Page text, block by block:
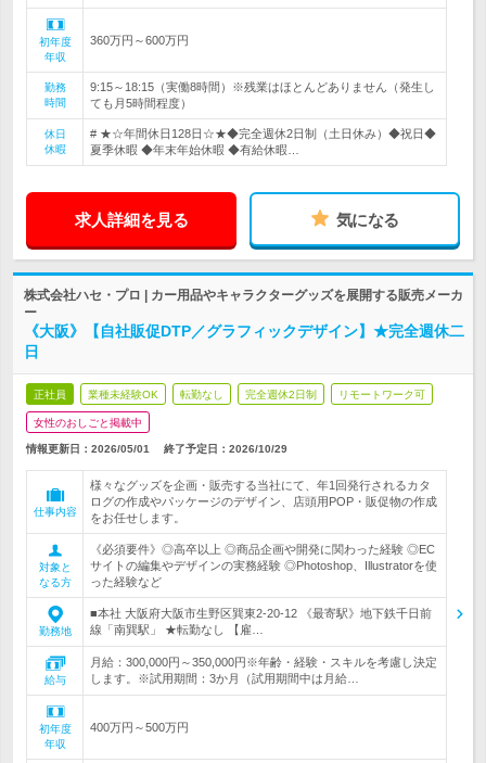
初年度
年収
360万円～600万円
勤務
時間
9:15～18:15（実働8時間）※残業はほとんどありません（発生し
ても月5時間程度）
休日
休暇
# ★☆年間休日128日☆★◆完全週休2日制（土日休み）◆祝日◆
夏季休暇 ◆年末年始休暇 ◆有給休暇…
求人詳細を見る 気になる
株式会社ハセ・プロ | カー用品やキャラクターグッズを展開する販売メーカ
ー
《大阪》【自社販促DTP／グラフィックデザイン】★完全週休二
日
正社員 業種未経験OK 転勤なし 完全週休2日制 リモートワーク可
女性のおしごと掲載中
情報更新日：2026/05/01 終了予定日： 2026/10/29
仕事内容
様々なグッズを企画・販売する当社にて、年1回発行されるカタ
ログの作成やパッケージのデザイン、店頭用POP・販促物の作成
をお任せします。
対象と
なる方
《必須要件》◎高卒以上 ◎商品企画や開発に関わった経験 ◎EC
サイトの編集やデザインの実務経験 ◎Photoshop、Illustratorを使
った経験など
勤務地
■本社 大阪府大阪市生野区巽東2-20-12 《最寄駅》地下鉄千日前
線「南巽駅」 ★転勤なし 【雇…
給与
月給：300,000円～350,000円※年齢・経験・スキルを考慮し決定
します。※試用期間：3か月（試用期間中は月給…
初年度
年収
400万円～500万円